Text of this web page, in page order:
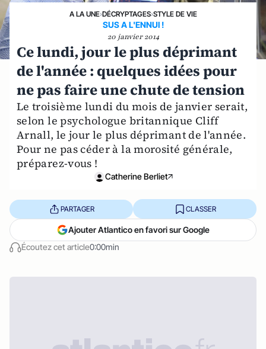
A LA UNE›DÉCRYPTAGES›STYLE DE VIE
SUS A L'ENNUI !
20 janvier 2014
Ce lundi, jour le plus déprimant
de l'année : quelques idées pour
ne pas faire une chute de tension
Le troisième lundi du mois de janvier serait,
selon le psychologue britannique Cliff
Arnall, le jour le plus déprimant de l'année.
Pour ne pas céder à la morosité générale,
préparez-vous !
Catherine Berliet
Écoutez cet article0:00min
PARTAGER CLASSER
Ajouter Atlantico en favori sur Google